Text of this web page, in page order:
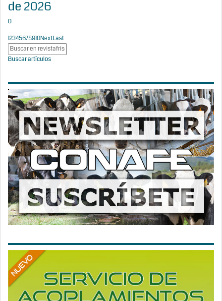
de 2026
0
12345678910NextLast
Buscar artículos